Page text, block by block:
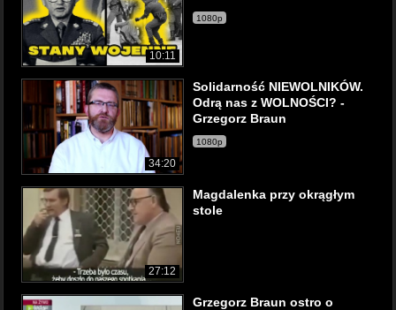
10:11
1080p
34:20
Solidarność NIEWOLNIKÓW.
Odrą nas z WOLNOŚCI? -
Grzegorz Braun
1080p
27:12
Magdalenka przy okrągłym
stole
Grzegorz Braun ostro o